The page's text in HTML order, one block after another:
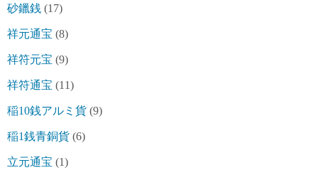
砂鑞銭 (17)
祥元通宝 (8)
祥符元宝 (9)
祥符通宝 (11)
稲10銭アルミ貨 (9)
稲1銭青銅貨 (6)
立元通宝 (1)